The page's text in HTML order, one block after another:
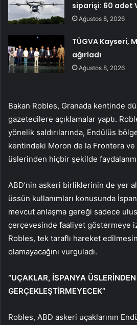
siparişi: 60 adet
Ağustos 8, 2026
TÜGVA Kayseri,
ağırladı
Ağustos 8, 2026
Bakan Robles, Granada kentinde
gazetecilere açıklamalar yaptı.
yönelik saldırılarında, Endülüs
kentindeki Moron de la Frontera
üslerinden hiçbir şekilde
ABD’nin askeri birliklerinin de yer
üssün kullanımları konusunda
mevcut anlaşma gereği sadece
çerçevesinde faaliyet göstermeye
Robles, tek taraflı hareket
olamayacağını vurguladı.
“UÇAKLAR, İSPANYA
GERÇEKLEŞTİRMEYECEK”
Robles, ABD askeri uçaklarının